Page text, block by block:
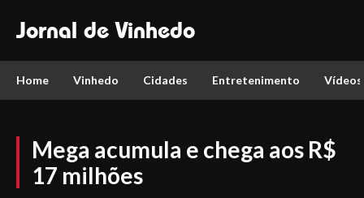
Jornal de Vinhedo
Home Vinhedo Cidades Entretenimento Vídeos
Mega acumula e chega aos R$
17 milhões